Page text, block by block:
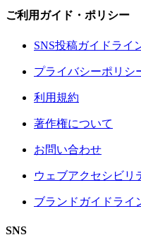
ご利用ガイド・ポリシー
SNS投稿ガイドライ
プライバシーポリシ
利用規約
著作権について
お問い合わせ
ウェブアクセシビリ
ブランドガイドライ
SNS